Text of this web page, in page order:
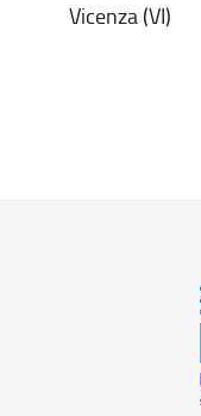
Vicenza (VI)